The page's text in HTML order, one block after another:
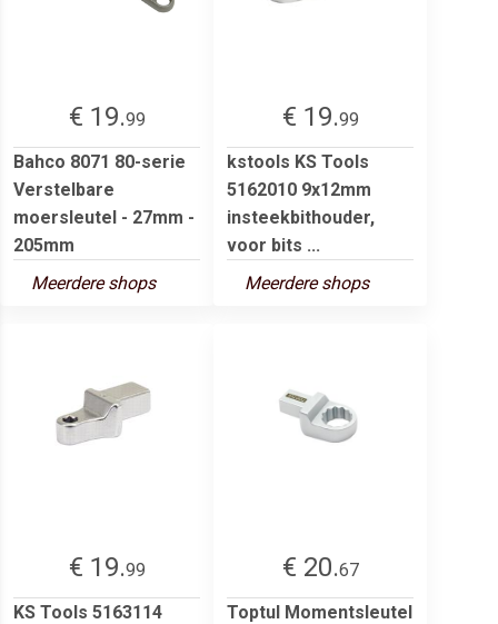
€ 19.99
Bahco 8071 80-serie
Verstelbare
moersleutel - 27mm -
205mm
Meerdere shops
€ 19.99
kstools KS Tools
5162010 9x12mm
insteekbithouder,
voor bits ...
Meerdere shops
€ 19.99
KS Tools 5163114
€ 20.67
Toptul Momentsleutel